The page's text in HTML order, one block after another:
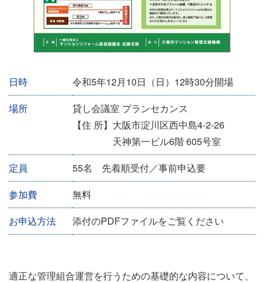
イ
ベ
ン
報
日時
令和5年12月10日（日）12時30分開場
場所
貸し会議室 プランセカンス
【住 所】大阪市淀川区西中島4-2-26
天神第一ビル6階 605号室
定員
55名 先着順受付／事前申込要
参加費
無料
お申込方法
添付のPDFファイルをご覧ください
適正な管理組合運営を行うための基礎的な内容について、